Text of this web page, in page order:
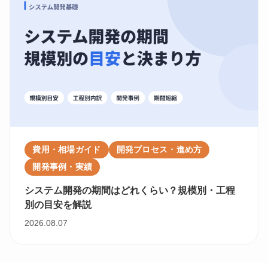
費用・相場ガイド
開発プロセス・進め方
開発事例・実績
システム開発の期間はどれくらい？規模別・工程
別の目安を解説
2026.08.07